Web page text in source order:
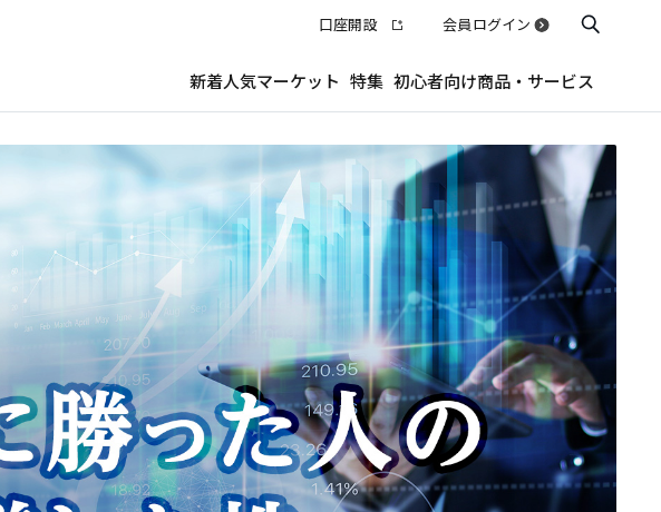
口座開設 会員ログイン
新着人気マーケット 特集 初心者向け商品・サービス